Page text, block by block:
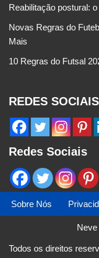
Reabilitação postural:
Novas Regras do
Mais
10 Regras do Futsal
REDES SOCIAIS
Redes Sociais
Sobre Nós
Neve
Todos os direitos